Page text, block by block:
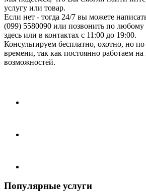
услугу или товар.
Если нет - тогда 24/7 вы можете
(099) 5580090 или позвонить по
здесь или в контактах с 11:00 до 19:00.
Консультируем бесплатно, охотно, но
времени, так как постоянно работаем на
возможностей.
Популярные услуги